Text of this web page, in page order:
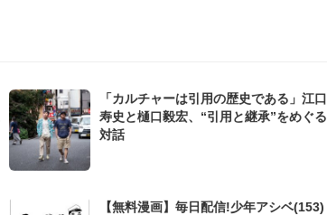
「カルチャーは引用の歴史である」江口
寿史と樋口毅宏、“引用と継承”をめぐる
対話
【無料漫画】毎日配信!少年アシベ(153)